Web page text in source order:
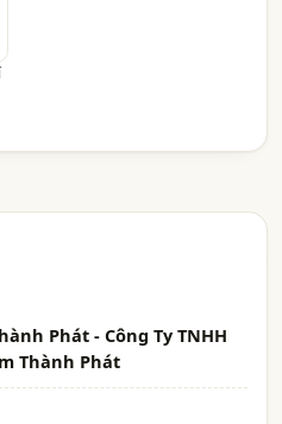
Phát - Công Ty TNHH
Thành Phát